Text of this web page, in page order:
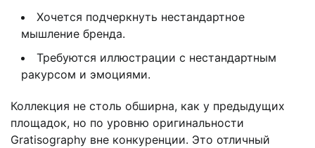
Хочется подчеркнуть нестандартное
мышление бренда.
Требуются иллюстрации с нестандартным
ракурсом и эмоциями.
Коллекция не столь обширна, как у предыдущих
площадок, но по уровню оригинальности
Gratisography вне конкуренции. Это отличный